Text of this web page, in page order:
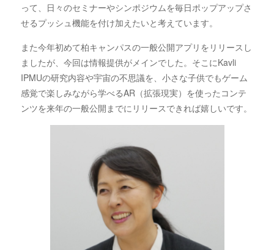
って、日々のセミナーやシンポジウムを毎日ポップアップさ
せるプッシュ機能を付け加えたいと考えています。
また今年初めて柏キャンパスの一般公開アプリをリリースし
ましたが、今回は情報提供がメインでした。そこにKavli
IPMUの研究内容や宇宙の不思議を、小さな子供でもゲーム
感覚で楽しみながら学べるAR（拡張現実）を使ったコンテ
ンツを来年の一般公開までにリリースできれば嬉しいです。